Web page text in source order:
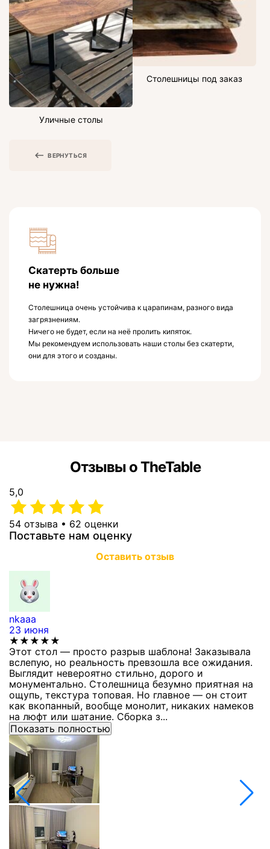
Уличные столы
Столешницы под заказ
ВЕРНУТЬСЯ
Скатерть больше
не нужна!
Столешница очень устойчива к царапинам, разного вида
загрязнениям.
Ничего не будет, если на неё пролить кипяток.
Мы рекомендуем использовать наши столы без скатерти,
они для этого и созданы.
Отзывы о TheTable
5,0
54 отзыва • 62 оценки
Поставьте нам оценку
Оставить отзыв
nkaaa
23 июня
★★★★★
Этот стол — просто разрыв шаблона! Заказывала
вслепую, но реальность превзошла все ожидания.
Выглядит невероятно стильно, дорого и
монументально. Столешница безумно приятная на
ощупь, текстура топовая. Но главное — он стоит
как вкопанный, вообще монолит, никаких намеков
на люфт или шатание. Сборка з...
Показать полностью